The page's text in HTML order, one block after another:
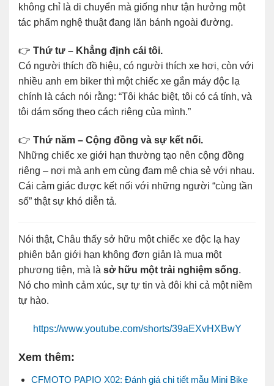
không chỉ là di chuyển mà giống như tận hưởng một
tác phẩm nghệ thuật đang lăn bánh ngoài đường.
👉 Thứ tư – Khẳng định cái tôi.
Có người thích đồ hiệu, có người thích xe hơi, còn với
nhiều anh em biker thì một chiếc xe gắn máy độc lạ
chính là cách nói rằng: “Tôi khác biệt, tôi có cá tính, và
tôi dám sống theo cách riêng của mình.”
👉 Thứ năm – Cộng đồng và sự kết nối.
Những chiếc xe giới hạn thường tạo nên cộng đồng
riêng – nơi mà anh em cùng đam mê chia sẻ với nhau.
Cái cảm giác được kết nối với những người “cùng tần
số” thật sự khó diễn tả.
Nói thật, Châu thấy sở hữu một chiếc xe độc lạ hay
phiên bản giới hạn không đơn giản là mua một
phương tiện, mà là sở hữu một trải nghiệm sống.
Nó cho mình cảm xúc, sự tự tin và đôi khi cả một niềm
tự hào.
https://www.youtube.com/shorts/39aEXvHXBwY
Xem thêm:
CFMOTO PAPIO X02: Đánh giá chi tiết mẫu Mini Bike